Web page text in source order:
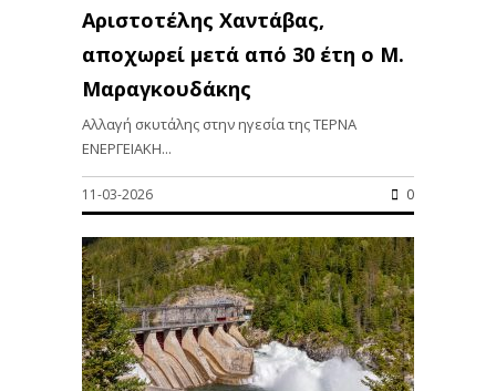
Αριστοτέλης Χαντάβας,
αποχωρεί μετά από 30 έτη ο Μ.
Μαραγκουδάκης
Αλλαγή σκυτάλης στην ηγεσία της ΤΕΡΝΑ
ΕΝΕΡΓΕΙΑΚΗ...
11-03-2026 0